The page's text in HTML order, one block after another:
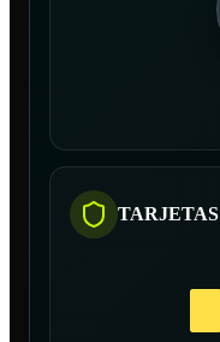
TARJETAS